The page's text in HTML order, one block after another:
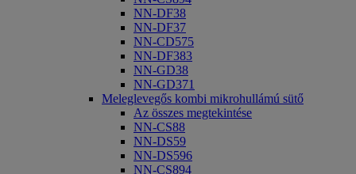
NN-DF38
NN-DF37
NN-CD575
NN-DF383
NN-GD38
NN-GD371
Meleglevegős kombi mikrohullámú sütő
Az összes megtekintése
NN-CS88
NN-DS59
NN-DS596
NN-CS894